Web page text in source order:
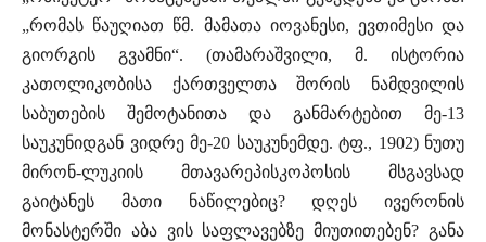
„რომას წაუღიათ წმ. მამათა იოვანესი, ევთიმესი და
გიორგის გვამნი“. (თამარაშვილი, მ. ისტორია
კათოლიკობისა ქართველთა შორის ნამდვილის
საბუთების შემოტანითა და განმარტებით მე-13
საუკუნიდგან ვიდრე მე-20 საუკუნემდე. ტფ., 1902) ნუთუ
მირონ-ლუკიის მთავარეპისკოპოსის მსგავსად
გაიტანეს მათი ნაწილებიც? დღეს ივერონის
მონასტერში აბა ვის საფლავებზე მიუთითებენ? განა